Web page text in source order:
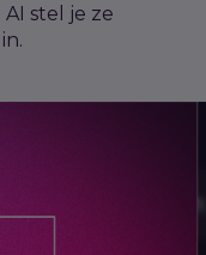
stel je ze